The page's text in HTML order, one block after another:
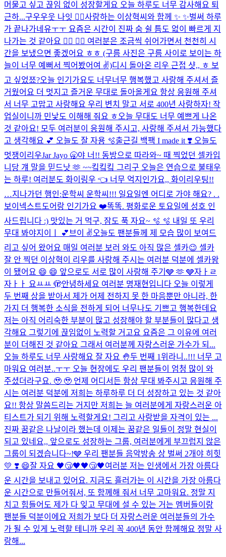
머물고 싶고 끊임 없이 성장할게요 오늘 하루도 너무 감사해요 퇴
근하...구우우웃 나잇 😵‍💫사랑하는 이상혁씨와 함께 ✨ ✨벌써 하루
가 끝나가네유ㅜㅜ 요즘은 시간이 진짜 숨 쉴 틈도 없이 빠르게 지
나가는 것 같아요 😶‍🌫️ 😶‍🌫️ 여러분은 조금씩 쉬어가면서 천천히 시
간을 보냈으면 좋겠어요 ㅎㅎ (구름 사진은 구름 사이로 보이는 하
늘이 너무 예뻐서 찍어봤어여 ✌️)디시 돌아온 리우 근접 샷,, ㅎ 보
고 싶었쬬?오늘 인기가요도 너무너무 행복했고 사랑해 주셔서 즐
거웠어요 더 멋지고 즐거운 무대로 돌아올게요 항상 응원해 주셔
서 너무 고맙고 사랑해요 우리 변치 말고 서로 400년 사랑하자! 작
업실이니까 민낯도 이해해 줘요 ㅎ 오늘 무대도 너무 예쁘게 나온
것 같아요! 모두 여러분이 응원해 주시고, 사랑해 주셔서 가능했다
고 생각해요 💕​ 오늘도 잘 자용 🫧​출근길 백팩 I made it ❣️ 오늘도
멋쟁이리우Jar Jayo 🥱야 너!! 동방으로 따라와~ 때 찍었던 셀카입
니당 걔 말을 믿드낫 🫶 ~~킼킼킼 그리구 오늘은 연습으로 불태우
는 하루! 여러분도 화이링우 👈 너무 억지인가요,, 화이리우팅!!
…지나가던 행인:운학씨 운학씨!!! 일요일엔 어디로 가야 해요? . .
보이넥스트도어랑 인기가요 ❤️똑똑. 평화로운 토요일에 성호 인
사드립니다 :) 맛있는 거 먹구, 잠도 푹 자요~ 🫧 🫧 내일 또 우리
무대 봐야지이ㅣ 💕 브이 ✌️오늘도 팬분들께 제 모습 많이 보여드
리고 싶어 왔어요 매일 여러분 보러 와도 아직 많은 셀카😉 셀카
잘 안 찍던 이상혁이 리우를 사랑해 주시는 여러분 덕분에 셀카왕
이 됐어요 😄 😄 앞으로도 서로 많이 사랑해 주기🩶 🫶 🩶자ㅏㄹ
자ㅏㅏ 요ㅛㅛ 🫣안녕하세요 여러분 명재현입니다 오늘 이렇게
두 번째 상을 받아서 제가 어제 전하지 못 한 마음뿐만 아니라, 한
가지 더 행복한 소식을 전하게 되어 너무나도 기쁘고 행복한데요
저는 아직 어리숙한 부분이 많고 성장해야 할 부분들이 많다고 생
각해요 그렇기에 끊임없이 노력할 거고요 요즘은 그 이유에 여러
분이 더해진 것 같아요 그래서 여러분께 자랑스러운 가수가 되...
오늘 하루도 너무 사랑해요 잘 자요 🤚두 번째 1위라니..!!! 너무 고
마워요 여러분..ㅜㅜ 오늘 현장에도 우리 팬분들이 엄청 많이 와
주셨더라구요. 🥹 🥹 언제 어디서든 항상 무대 봐주시고 응원해 주
시는 여러분 덕분에 저희는 하루하루 더 더 성장하고 있는 것 같아
요!! 항상 말씀드리는 거지만 저희는 늘 여러분에게 자랑스러운 아
티스트가 되기 위해 노력할게요! 그리고 사랑받을 자격이 있는 ...
진짜 꿈같은 나날이라 했는데 이제는 꿈같은 일들이 정말 현실이
되고 있네요,, 앞으로도 성장하는 그룹, 여러분에게 부끄럽지 않은
그룹이 되겠습니다~!🩶 우리 팬분들 음악방송 상 벌써 2개야 히힛
💛​ ❣️​ 😄​잘 자요 🖤😴🖤🖤😴🖤여러분 저는 인생에서 가장 아름다
운 시간을 보내고 있어요. 지금도 흘러가는 이 시간을 가장 아름다
운 시간으로 만들어줘서, 또 함께해 줘서 너무 고마워요. 정말 지
치고 힘들어도 제가 다 잊고 무대에 설 수 있는 거는 멤버들이랑
팬분들 덕분이에요 저희가 보다 더 자랑스러운 여러분들의 가수
가 될 수 있게 노력할 테니까 우리 꼭 400년 동안 함께해요 정말 사
랑해...